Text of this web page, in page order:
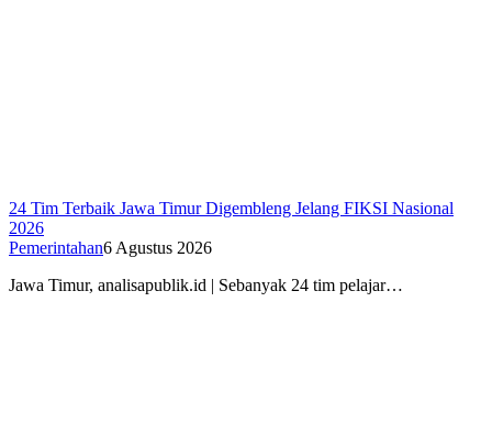
24 Tim Terbaik Jawa Timur Digembleng Jelang FIKSI Nasional
2026
Pemerintahan6 Agustus 2026
Jawa Timur, analisapublik.id | Sebanyak 24 tim pelajar…